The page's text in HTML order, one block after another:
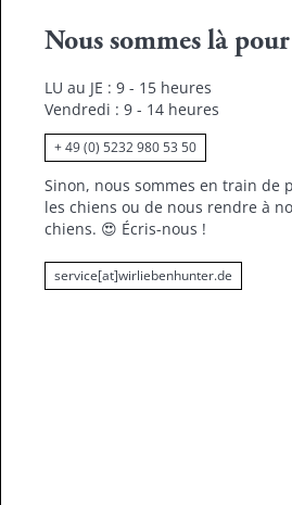
Nous sommes là
LU au JE : 9 - 15 heures
Vendredi : 9 - 14 heures
+ 49 (0) 5232 980 53 50
Sinon, nous sommes en train de
les chiens ou de nous rendre à
chiens. 😍 Écris-nous !
service[at]wirliebenhunter.de